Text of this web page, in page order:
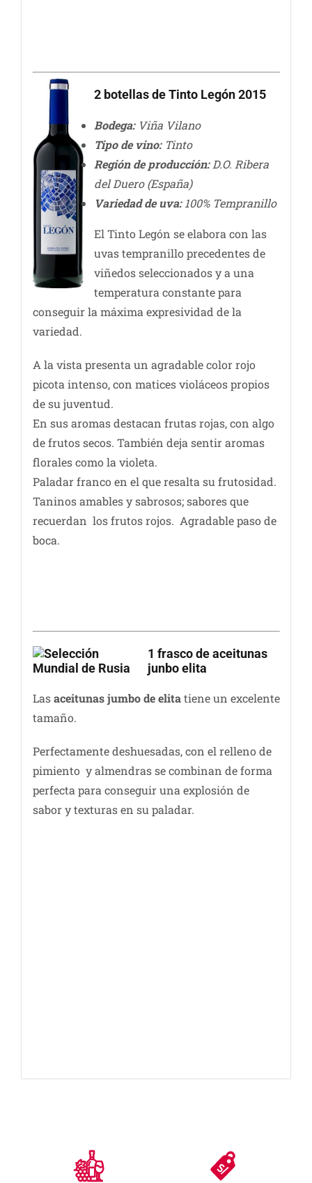
2 botellas de Tinto Legón 2015
Bodega:Viña Vilano
Tipo de vino:Tinto
Región de producción:D.O. Ribera
del Duero (España)
Variedad de uva:100% Tempranillo
El Tinto Legón se elabora con las
uvas tempranillo precedentes de
viñedos seleccionados y a una
temperatura constante para
conseguir la máxima expresividad de la
variedad.
A la vista presenta un agradable color rojo
picota intenso, con matices violáceos propios
de su juventud.
En sus aromas destacan frutas rojas, con algo
de frutos secos. También deja sentir aromas
florales como la violeta.
Paladar franco en el que resalta su frutosidad.
Taninos amables y sabrosos; sabores que
recuerdan los frutos rojos. Agradable paso de
boca.
1 frasco de aceitunas
junbo elita
Lasaceitunas jumbo de elitatiene un excelente
tamaño.
Perfectamente deshuesadas, con el relleno de
pimiento y almendras se combinan de forma
perfecta para conseguir una explosión de
sabor y texturas en su paladar.